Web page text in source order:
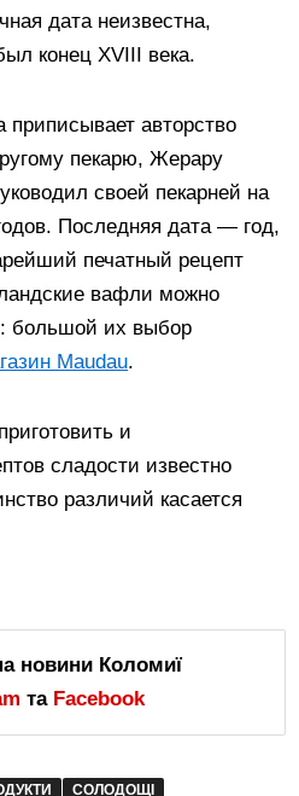
дата неизвестна,
конец XVIII века.
приписывает авторство
пекарю, Жерару
своей пекарней на
Последняя дата — год,
печатный рецепт
вафли можно
большой их выбор
Maudau.
и
сладости известно
различий касается
новини Коломиї
та Facebook
СОЛОДОЩІ